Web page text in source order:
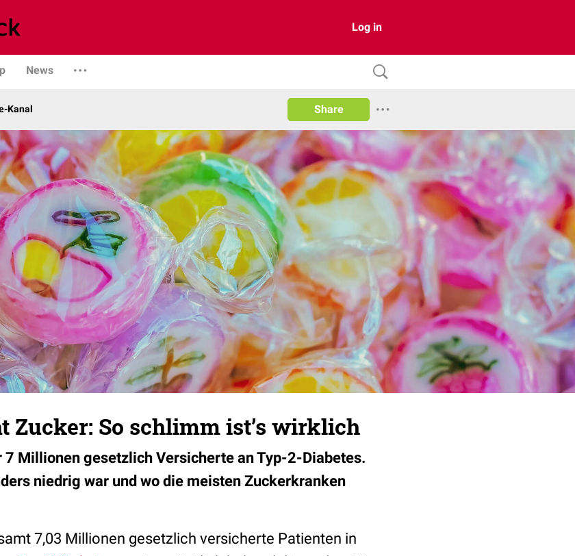
Log in
News
Kanal Share
Zucker: So schlimm ist’s wirklich
Millionen gesetzlich Versicherte an Typ-2-Diabetes.
niedrig war und wo die meisten Zuckerkranken
7,03 Millionen gesetzlich versicherte Patienten in